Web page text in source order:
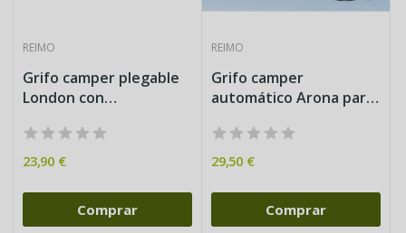
REIMO
Grifo camper plegable
London con
23,90 €
Comprar
REIMO
Grifo camper
automático Arona para
29,50 €
Comprar